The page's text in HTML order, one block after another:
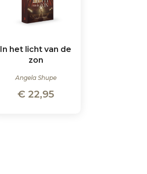
In het licht van de
zon
Angela Shupe
€ 22,95